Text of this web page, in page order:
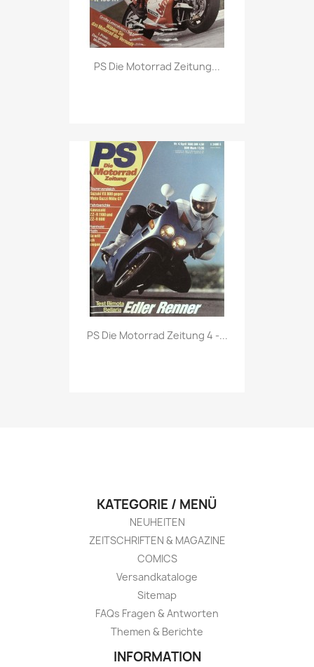
Vorschau
PS Die Motorrad Zeitung...
Vorschau
PS Die Motorrad Zeitung 4 -...
KATEGORIE / MENÜ
NEUHEITEN
ZEITSCHRIFTEN & MAGAZINE
COMICS
Versandkataloge
Sitemap
FAQs Fragen & Antworten
Themen & Berichte
INFORMATION